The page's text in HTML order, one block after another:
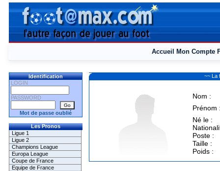
Accueil Mon Compte
Identification
LOGIN
PASSWORD
Mot de passe oublié
Les Pronos
Ligue 1
Ligue 2
Champions League
Europa League
Coupe de France
Equipe de France
~~ La
Nom :
Prénom
Né le :
Poste :
Taille :
Poids :